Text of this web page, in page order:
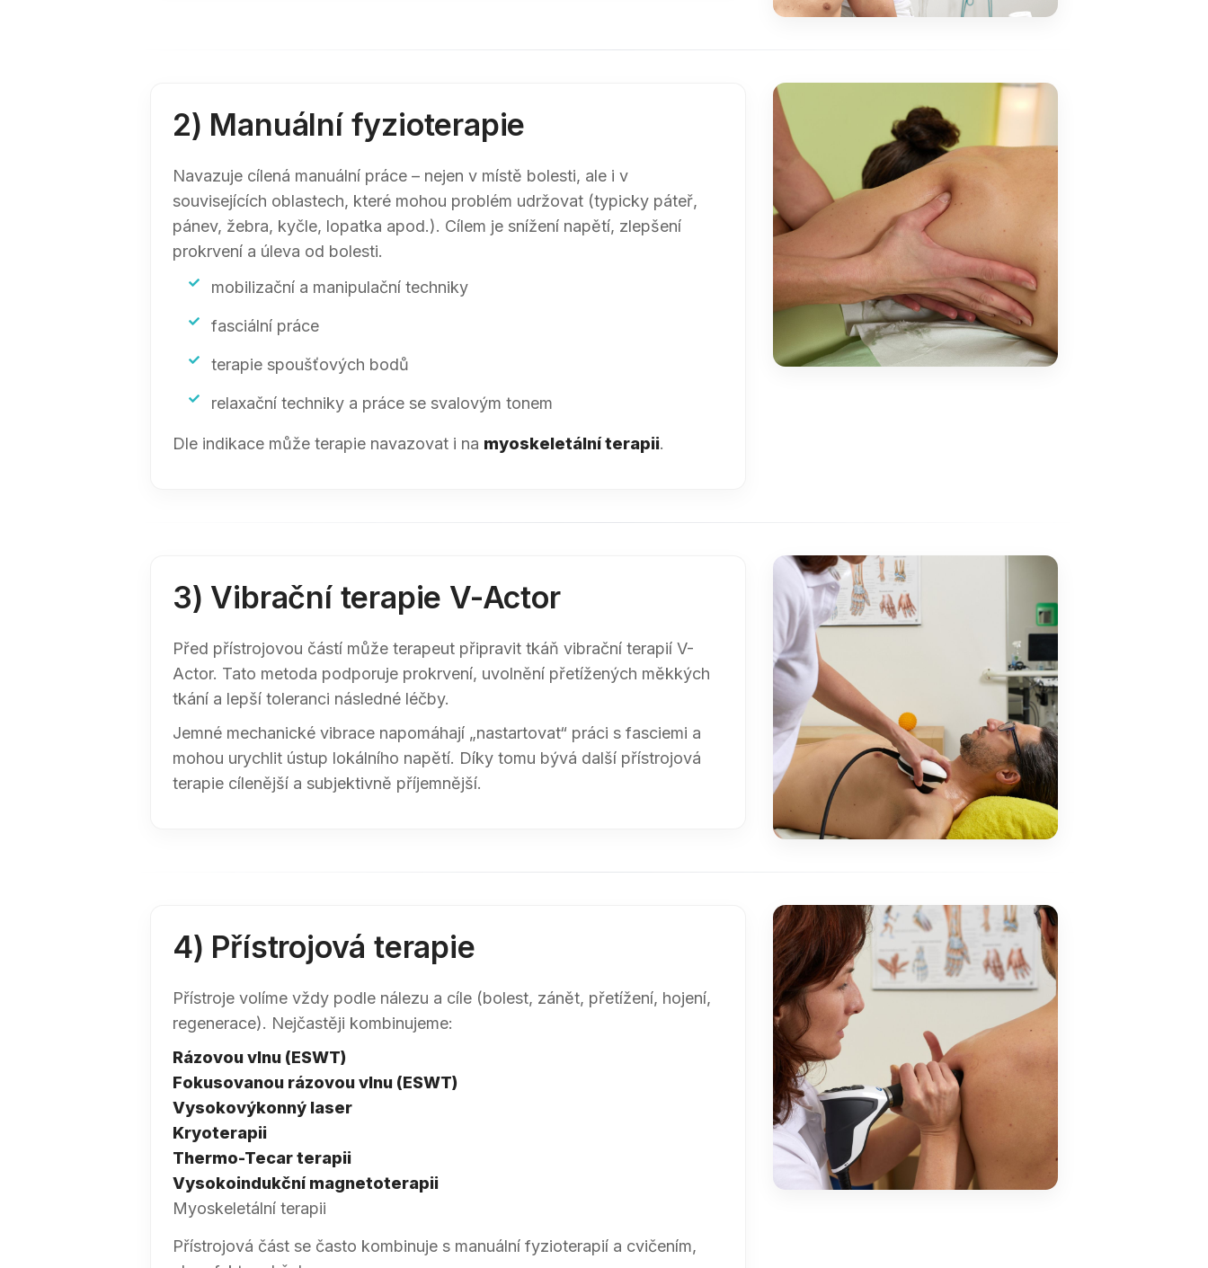
2) Manuální fyzioterapie
Navazuje cílená manuální práce – nejen v místě bolesti, ale i v
souvisejících oblastech, které mohou problém udržovat (typicky páteř,
pánev, žebra, kyčle, lopatka apod.). Cílem je snížení napětí, zlepšení
prokrvení a úleva od bolesti.
mobilizační a manipulační techniky
fasciální práce
terapie spoušťových bodů
relaxační techniky a práce se svalovým tonem
Dle indikace může terapie navazovat i na myoskeletální terapii.
3) Vibrační terapie V-Actor
Před přístrojovou částí může terapeut připravit tkáň vibrační terapií V-
Actor. Tato metoda podporuje prokrvení, uvolnění přetížených měkkých
tkání a lepší toleranci následné léčby.
Jemné mechanické vibrace napomáhají „nastartovat“ práci s fasciemi a
mohou urychlit ústup lokálního napětí. Díky tomu bývá další přístrojová
terapie cílenější a subjektivně příjemnější.
4) Přístrojová terapie
Přístroje volíme vždy podle nálezu a cíle (bolest, zánět, přetížení, hojení,
regenerace). Nejčastěji kombinujeme:
Rázovou vlnu (ESWT)
Fokusovanou rázovou vlnu (ESWT)
Vysokovýkonný laser
Kryoterapii
Thermo-Tecar terapii
Vysokoindukční magnetoterapii
Myoskeletální terapii
Přístrojová část se často kombinuje s manuální fyzioterapií a cvičením,